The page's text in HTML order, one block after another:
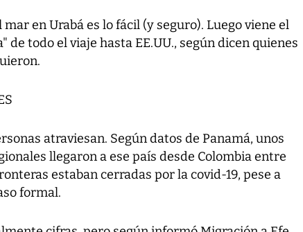
en Urabá es lo fácil (y seguro). Luego viene el
de todo el viaje hasta EE.UU., según dicen quienes
atraviesan. Según datos de Panamá, unos
llegaron a ese país desde Colombia entre
estaban cerradas por la covid-19, pese a
formal.